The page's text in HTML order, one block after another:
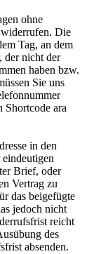
ohne
Die
Tag, an dem
der nicht der
haben bzw.
Sie uns
Shortcode ara
in den
Brief, oder
Vertrag zu
das beigefügte
jedoch nicht
reicht
des
absenden.